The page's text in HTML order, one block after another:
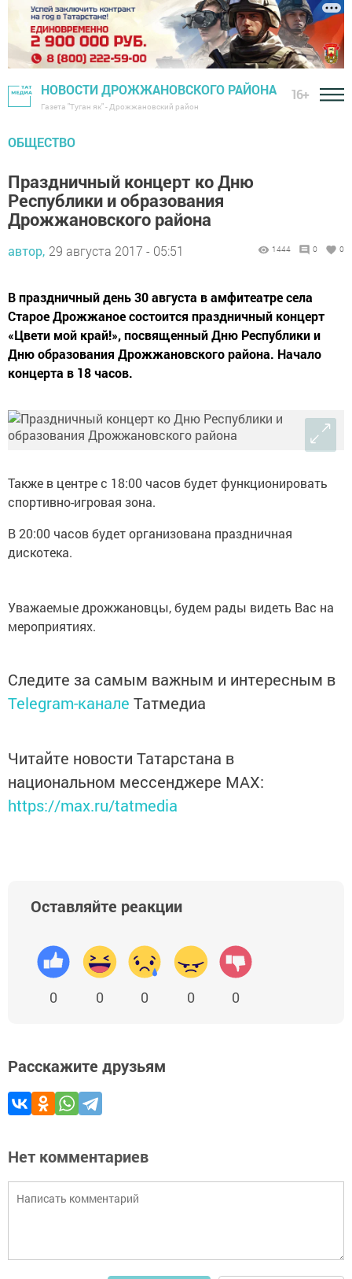
НОВОСТИ ДРОЖЖАНОВСКОГО РАЙОНА
Газета "Туган як" - Дрожжановский район
16+
ОБЩЕСТВО
Праздничный концерт ко Дню
Республики и образования
Дрожжановского района
автор, 29 августа 2017 - 05:51 1444 0 0
В праздничный день 30 августа в амфитеатре села
Старое Дрожжаное состоится праздничный концерт
«Цвети мой край!», посвященный Дню Республики и
Дню образования Дрожжановского района. Начало
концерта в 18 часов.
Также в центре с 18:00 часов будет функционировать
спортивно-игровая зона.
В 20:00 часов будет организована праздничная
дискотека.
Уважаемые дрожжановцы, будем рады видеть Вас на
мероприятиях.
Следите за самым важным и интересным в
Telegram-канале Татмедиа
Читайте новости Татарстана в
национальном мессенджере MАХ:
https://max.ru/tatmedia
Оставляйте реакции
0 0 0 0 0
Расскажите друзьям
Нет комментариев